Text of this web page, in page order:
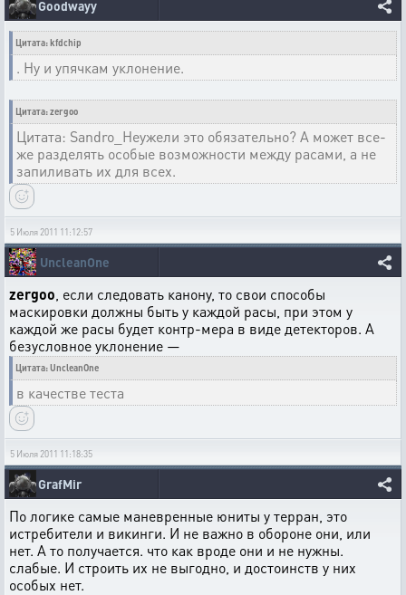
Goodwayy
Цитата: kfdchip
. Ну и упячкам уклонение.
Цитата: zergoo
Цитата: Sandro_Неужели это обязательно? А может все-
же разделять особые возможности между расами, а не
запиливать их для всех.
5 Июля 2011 11:12:57
UncleanOne
zergoo , если следовать канону, то свои способы
маскировки должны быть у каждой расы, при этом у
каждой же расы будет контр-мера в виде детекторов. А
безусловное уклонение —
Цитата: UncleanOne
в качестве теста
5 Июля 2011 11:18:35
GrafMir
По логике самые маневренные юниты у терран, это
истребители и викинги. И не важно в обороне они, или
нет. А то получается. что как вроде они и не нужны.
слабые. И строить их не выгодно, и достоинств у них
особых нет.